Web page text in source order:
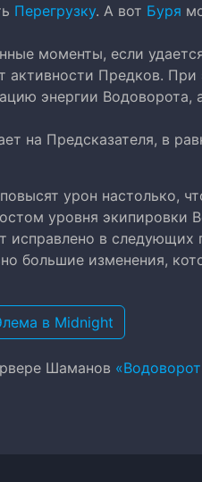
Перегрузку. А вот Буря
моменты, если
активности Предков. При
энергии Водоворота,
на Предсказателя, в
урон настолько,
уровня экипировки
исправлено в следующих
большие изменения,
в Midnight
Шаманов